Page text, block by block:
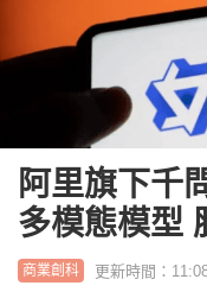
阿里旗下千
多模態模型
商業創科 更新時間：